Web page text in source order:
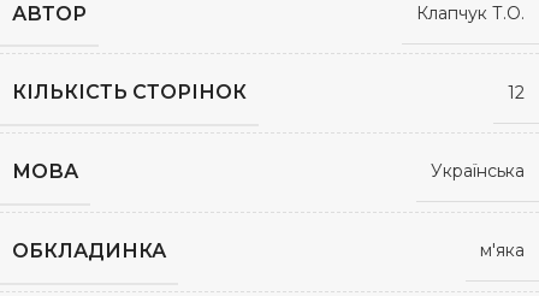
АВТОР Клапчук Т.О.
КІЛЬКІСТЬ СТОРІНОК 12
МОВА Українська
ОБКЛАДИНКА м'яка